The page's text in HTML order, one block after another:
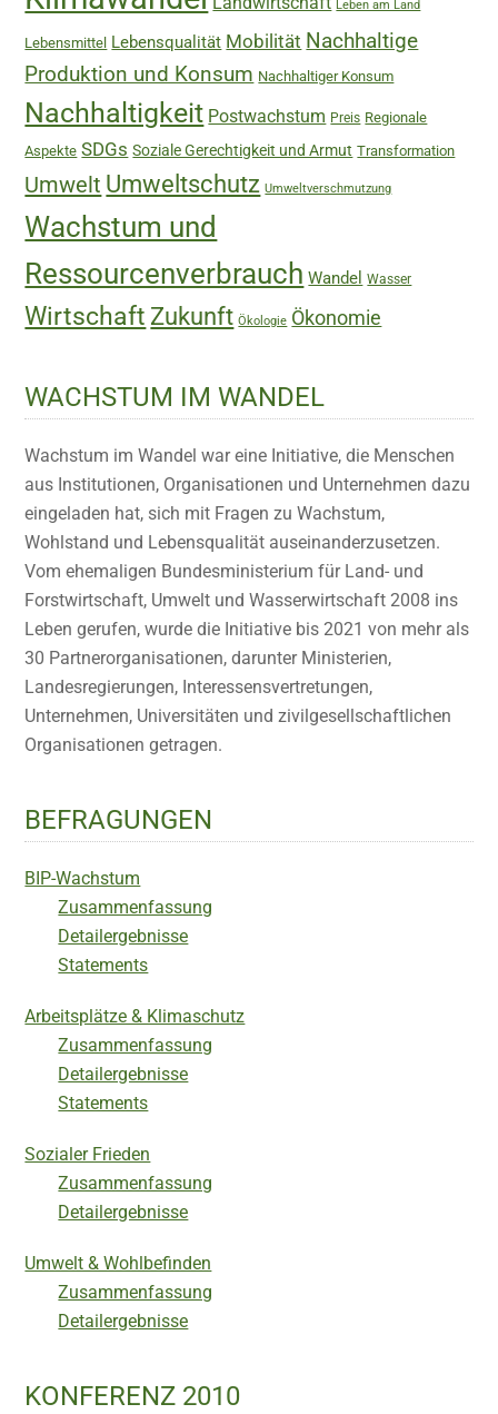
Leben am Land
Lebensmittel Lebensqualität Mobilität Nachhaltige
Produktion und Konsum Nachhaltiger Konsum
Nachhaltigkeit Postwachstum Preis Regionale
Aspekte SDGs Soziale Gerechtigkeit und Armut Transformation
Umwelt Umweltschutz Umweltverschmutzung
Wachstum und
Ressourcenverbrauch Wandel Wasser
Wirtschaft Zukunft Ökologie Ökonomie
WACHSTUM IM WANDEL
Wachstum im Wandel war eine Initiative, die Menschen
aus Institutionen, Organisationen und Unternehmen dazu
eingeladen hat, sich mit Fragen zu Wachstum,
Wohlstand und Lebensqualität auseinanderzusetzen.
Vom ehemaligen Bundesministerium für Land- und
Forstwirtschaft, Umwelt und Wasserwirtschaft 2008 ins
Leben gerufen, wurde die Initiative bis 2021 von mehr als
30 Partnerorganisationen, darunter Ministerien,
Landesregierungen, Interessensvertretungen,
Unternehmen, Universitäten und zivilgesellschaftlichen
Organisationen getragen.
BEFRAGUNGEN
BIP-Wachstum
Zusammenfassung
Detailergebnisse
Statements
Arbeitsplätze & Klimaschutz
Zusammenfassung
Detailergebnisse
Statements
Sozialer Frieden
Zusammenfassung
Detailergebnisse
Umwelt & Wohlbefinden
Zusammenfassung
Detailergebnisse
KONFERENZ 2010